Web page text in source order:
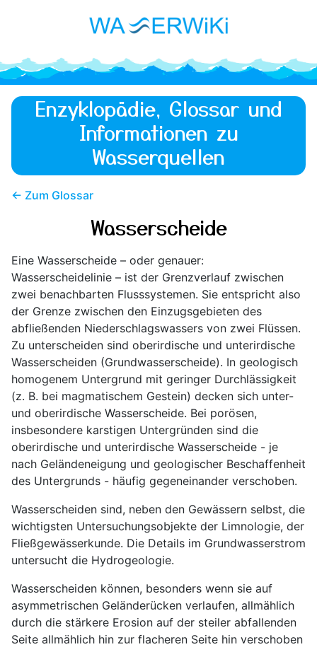
Enzyklopädie, Glossar und
Informationen zu
Wasserquellen
← Zum Glossar
Wasserscheide
Eine Wasserscheide – oder genauer:
Wasserscheidelinie – ist der Grenzverlauf zwischen
zwei benachbarten Flusssystemen. Sie entspricht also
der Grenze zwischen den Einzugsgebieten des
abfließenden Niederschlagswassers von zwei Flüssen.
Zu unterscheiden sind oberirdische und unterirdische
Wasserscheiden (Grundwasserscheide). In geologisch
homogenem Untergrund mit geringer Durchlässigkeit
(z. B. bei magmatischem Gestein) decken sich unter-
und oberirdische Wasserscheide. Bei porösen,
insbesondere karstigen Untergründen sind die
oberirdische und unterirdische Wasserscheide - je
nach Geländeneigung und geologischer Beschaffenheit
des Untergrunds - häufig gegeneinander verschoben.
Wasserscheiden sind, neben den Gewässern selbst, die
wichtigsten Untersuchungsobjekte der Limnologie, der
Fließgewässerkunde. Die Details im Grundwasserstrom
untersucht die Hydrogeologie.
Wasserscheiden können, besonders wenn sie auf
asymmetrischen Geländerücken verlaufen, allmählich
durch die stärkere Erosion auf der steiler abfallenden
Seite allmählich hin zur flacheren Seite hin verschoben